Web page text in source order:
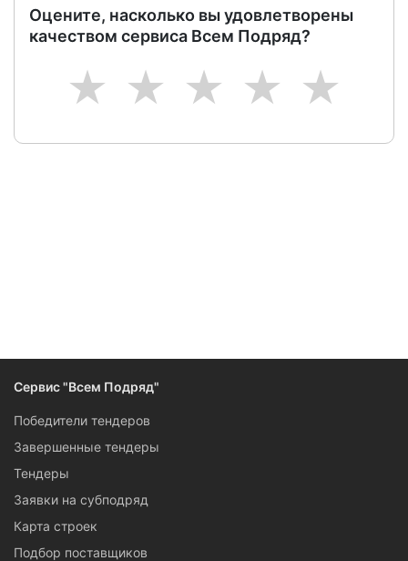
Оцените, насколько вы удовлетворены
качеством сервиса Всем Подряд?
5
4
3
2
1
Сервис "Всем Подряд"
Победители тендеров
Завершенные тендеры
Тендеры
Заявки на субподряд
Карта строек
Подбор поставщиков